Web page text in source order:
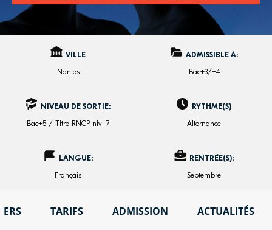
VILLE
Nantes
ADMISSIBLE À:
Bac+3/+4
NIVEAU DE SORTIE:
Bac+5 / Titre RNCP niv. 7
RYTHME(S)
Alternance
LANGUE:
Français
RENTRÉE(S):
Septembre
TARIFS ADMISSION ACTUALITÉS